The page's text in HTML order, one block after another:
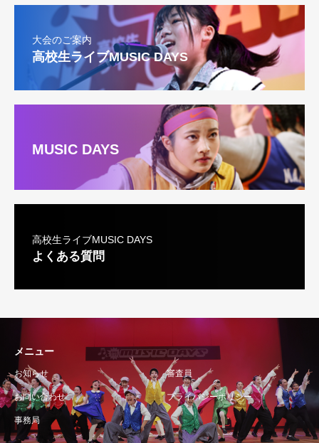
第4条 免責事項
1.主催者は、参加者が本大会に参加した結果、参加
者に生じた損害や不利益、参加者同士または参加者
と第三者との間の紛争等について一切の責任を負わ
ないものとします。
2.参加者が、万が一本大会や付帯行事、又はこれら
に参加する為の移動において負傷、死亡又は後遺症
ず主催者は一切の責任を負わないものとします。
本規約に定めのない事項ならびに本規約および本大
会に関して疑義がある場合には、主催者の決定をも
って最終判断とします。
高校生ライブMUSIC DAYS実行委員会
大会のご案内
高校生ライブMUSIC DAYS
MUSIC DAYS
高校生ライブMUSIC DAYS
よくある質問
メニュー
お知らせ 審査員
お問い合わせ プライバシーポリシー
事務局